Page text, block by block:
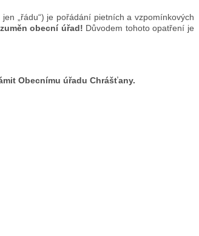
„řádu“) je pořádání pietních a vzpomínkových
obecní úřad! Důvodem tohoto opatření je
Obecnímu úřadu Chrášťany.